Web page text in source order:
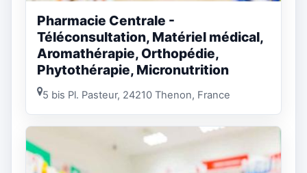
Pharmacie Centrale -
Téléconsultation, Matériel médical,
Aromathérapie, Orthopédie,
Phytothérapie, Micronutrition
5 bis Pl. Pasteur, 24210 Thenon, France